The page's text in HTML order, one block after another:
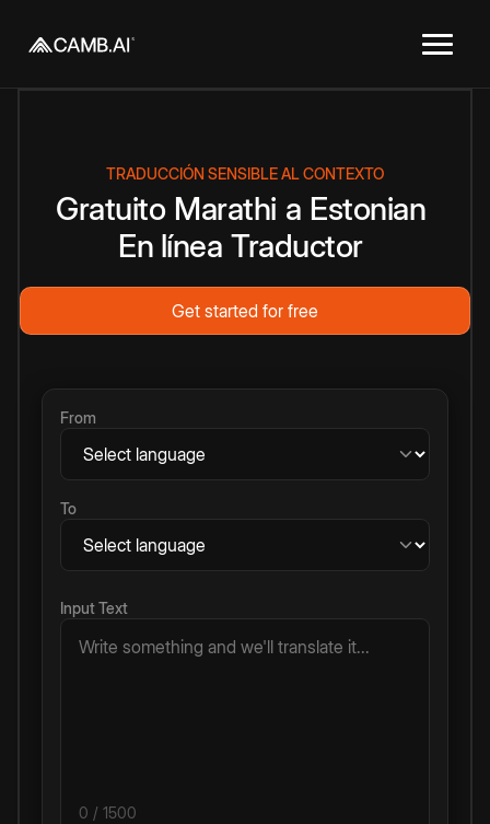
TRADUCCIÓN SENSIBLE AL CONTEXTO
Gratuito Marathi a Estonian
En línea Traductor
Get started for free
From
To
Input Text
0 / 1500